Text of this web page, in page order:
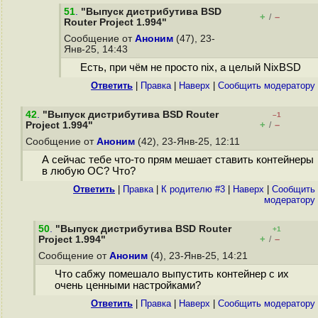
51. "Выпуск дистрибутива BSD
Router Project 1.994"
+ / –
Сообщение от Аноним (47), 23-
Янв-25, 14:43
Есть, при чём не просто nix, а целый NixBSD
Ответить Правка| Наверх Cообщить модератору
42. "Выпуск дистрибутива BSD Router
Project 1.994"
–1
+ / –
Сообщение от Аноним (42), 23-Янв-25, 12:11
А сейчас тебе что-то прям мешает ставить контейнеры
в любую ОС? Что?
Ответить Правка| К родителю #3 Наверх
Cообщить
модератору
50. "Выпуск дистрибутива BSD Router
Project 1.994"
+1
+ / –
Сообщение от Аноним (4), 23-Янв-25, 14:21
Что сабжу помешало выпустить контейнер с их
очень ценными настройками?
Ответить Правка| Наверх Cообщить модератору